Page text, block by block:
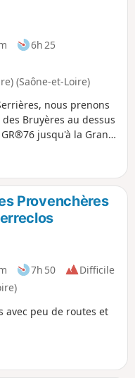
6h 25
(Saône-et-Loire)
nous prenons
Bruyères au dessus
jusqu'à la Grange
Guèrins. Nous
sur le versant Nord-
le hameau des
offrent de très belles
Provenchères
7h 50
Difficile
avec peu de routes et